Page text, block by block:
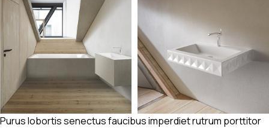
Purus lobortis senectus faucibus imperdiet rutrum porttitor